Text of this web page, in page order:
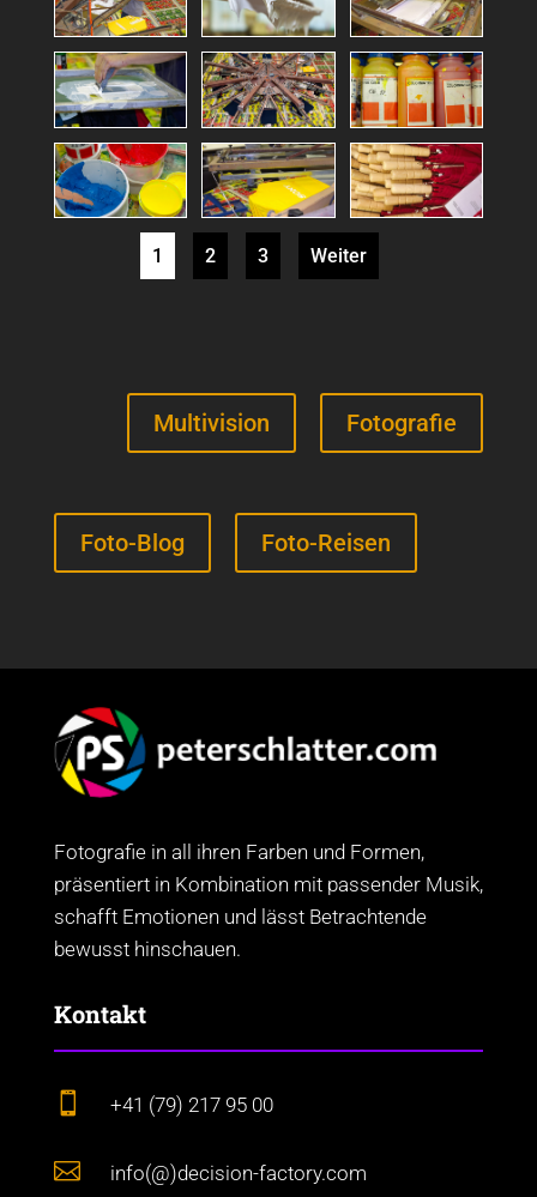
1 2 3 Weiter
Multivision Fotografie
Foto-Blog Foto-Reisen
Fotografie in all ihren Farben und Formen,
präsentiert in Kombination mit passender Musik,
schafft Emotionen und lässt Betrachtende
bewusst hinschauen.
Kontakt
 +41 (79) 217 95 00
 info(@)decision-factory.com